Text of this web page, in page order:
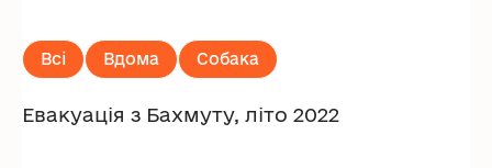
Всі Вдома Собака
Евакуація з Бахмуту, літо 2022